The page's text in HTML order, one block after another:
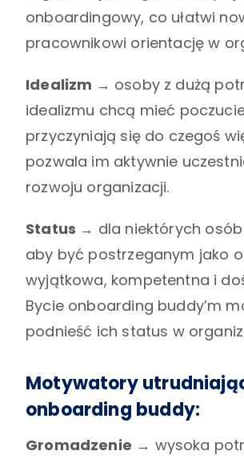
onboardingowy, co ułatwi
pracownikowi orientację w
Idealizm → osoby z dużą
idealizmu chcą mieć
przyczyniają się do czegoś
pozwala im aktywnie
rozwoju organizacji.
Status → dla niektórych
aby być postrzeganym jako
wyjątkowa, kompetentna i
Bycie onboarding buddy’m
podnieść ich status w
Motywatory
onboarding buddy:
Gromadzenie → wysoka